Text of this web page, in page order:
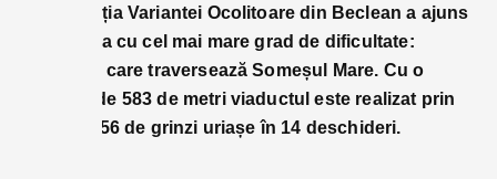
Construcția Variantei Ocolitoare din Beclean a ajuns
la lucrarea cu cel mai mare grad de dificultate:
viaductul care traversează Someșul Mare. Cu o
lungime de 583 de metri viaductul este realizat prin
fixarea a 56 de grinzi uriașe în 14 deschideri.